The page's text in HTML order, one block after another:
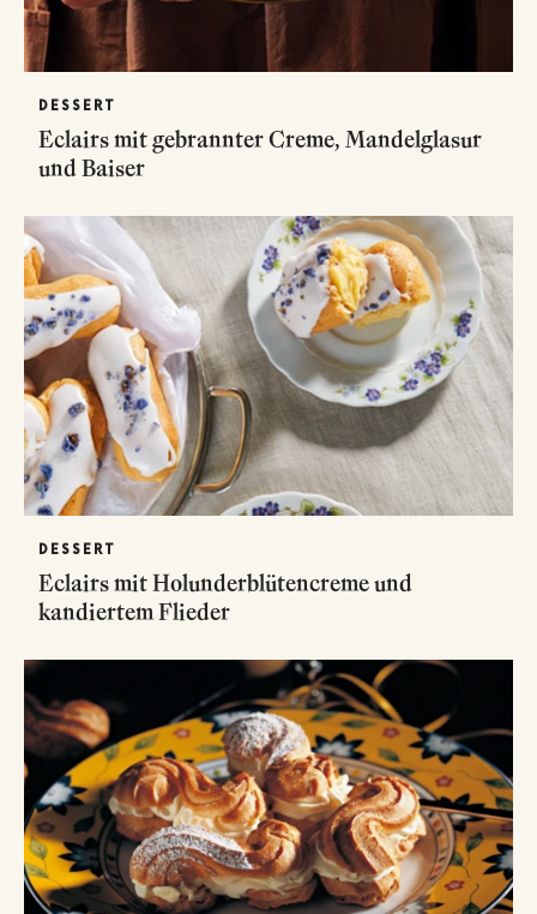
DESSERT
Eclairs mit gebrannter Creme, Mandelglasur
und Baiser
DESSERT
Eclairs mit Holunderblütencreme und
kandiertem Flieder